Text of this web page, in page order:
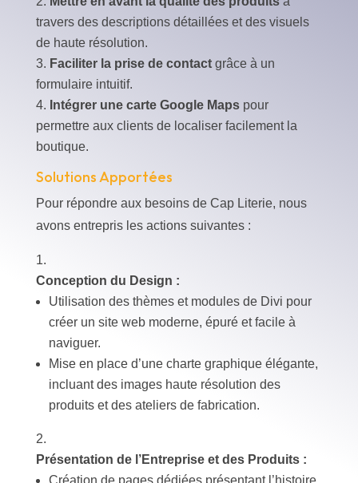
travers des descriptions détaillées et des visuels
de haute résolution.
Faciliter la prise de contactgrâce à un
formulaire intuitif.
Intégrer une carte Google Mapspour
permettre aux clients de localiser facilement la
boutique.
Solutions Apportées
Pour répondre aux besoins de Cap Literie, nous
avons entrepris les actions suivantes :
Conception du Design :
Utilisation des thèmes et modules de Divi pour
créer un site web moderne, épuré et facile à
naviguer.
Mise en place d’une charte graphique élégante,
incluant des images haute résolution des
produits et des ateliers de fabrication.
Présentation de l’Entreprise et des Produits :
Création de pages dédiées présentant l’histoire